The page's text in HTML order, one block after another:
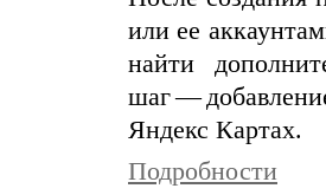
или ее
найти
шаг —
Яндекс Картах.
Подробности